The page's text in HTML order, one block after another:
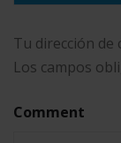
Tu dirección de
Los campos
Comment